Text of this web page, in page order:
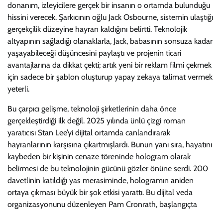
donanım, izleyicilere gerçek bir insanın o ortamda bulunduğu
hissini verecek. Şarkıcının oğlu Jack Osbourne, sistemin ulaştığı
gerçekçilik düzeyine hayran kaldığını belirtti. Teknolojik
altyapının sağladığı olanaklarla, Jack, babasının sonsuza kadar
yaşayabileceği düşüncesini paylaştı ve projenin ticari
avantajlarına da dikkat çekti; artık yeni bir reklam filmi çekmek
için sadece bir şablon oluşturup yapay zekaya talimat vermek
yeterli.
Bu çarpıcı gelişme, teknoloji şirketlerinin daha önce
gerçekleştirdiği ilk değil. 2025 yılında ünlü çizgi roman
yaratıcısı Stan Lee’yi dijital ortamda canlandırarak
hayranlarının karşısına çıkartmışlardı. Bunun yanı sıra, hayatını
kaybeden bir kişinin cenaze töreninde hologram olarak
belirmesi de bu teknolojinin gücünü gözler önüne serdi. 200
davetlinin katıldığı yas merasiminde, hologramın aniden
ortaya çıkması büyük bir şok etkisi yarattı. Bu dijital veda
organizasyonunu düzenleyen Pam Cronrath, başlangıçta